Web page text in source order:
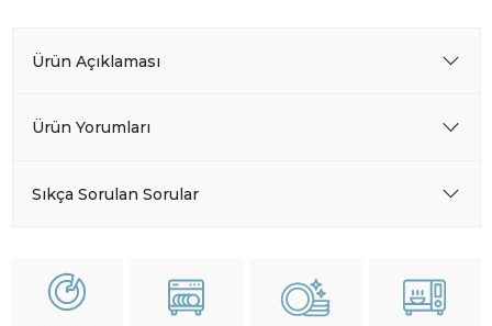
Ürün Açıklaması
Ürün Yorumları
Sıkça Sorulan Sorular